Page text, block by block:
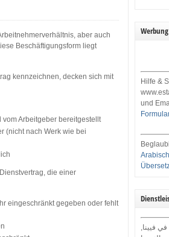
aber auch
Beschäftigungsform liegt
kennzeichnen, decken sich mit
Arbeitgeber bereitgestellt
(nicht nach Werk wie bei
die einer
eingeschränkt gegeben oder fehlt
Werbung
Hilfe &
und
فيينا,